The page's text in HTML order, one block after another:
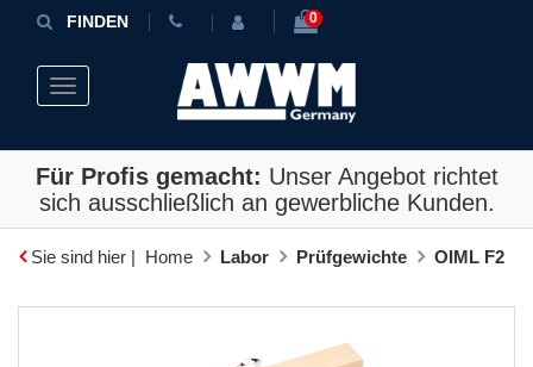
FINDEN 0
Toggle navigation
Für Profis gemacht: Unser Angebot richtet
sich ausschließlich an gewerbliche Kunden.
Sie sind hier | Home Labor Prüfgewichte OIML F2